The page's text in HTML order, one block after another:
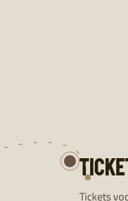
Tickets